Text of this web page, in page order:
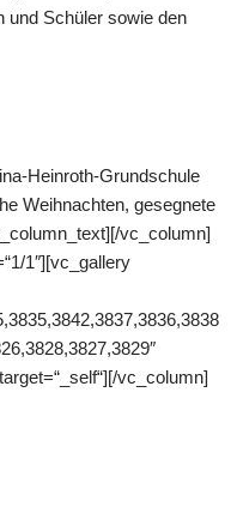
und Schüler sowie den
Heinroth-Grundschule
Weihnachten, gesegnete
vc_column]
1″][vc_gallery
vc_column]